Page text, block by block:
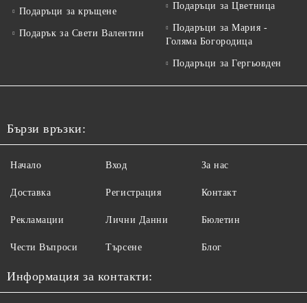
Подаръци за кръщене
Подарък за Свети Валентин
Подаръци за Цветница
Подаръци за Мария -
Голяма Богородица
Подаръци за Гергьовден
Бързи връзки:
Начало
Доставка
Рекламации
Чести Въпроси
Вход
Регистрация
Лични Данни
Търсене
За нас
Контакт
Бюлетин
Блог
Информация за контакти: